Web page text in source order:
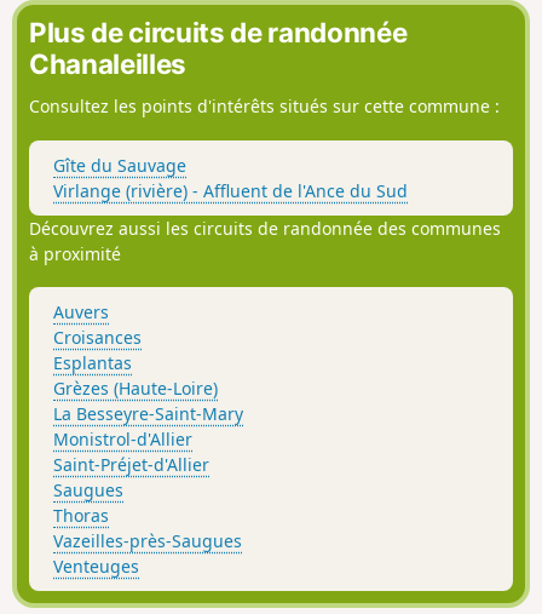
Plus de circuits de randonnée
Chanaleilles
Consultez les points d'intérêts situés sur cette commune :
Gîte du Sauvage
Virlange (rivière) - Affluent de l'Ance du Sud
Découvrez aussi les circuits de randonnée des communes
à proximité
Auvers
Croisances
Esplantas
Grèzes (Haute-Loire)
La Besseyre-Saint-Mary
Monistrol-d'Allier
Saint-Préjet-d'Allier
Saugues
Thoras
Vazeilles-près-Saugues
Venteuges